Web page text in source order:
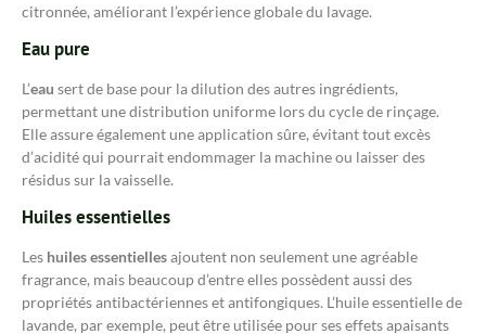
citronnée, améliorant l’expérience globale du lavage.
Eau pure
L’eau sert de base pour la dilution des autres ingrédients,
permettant une distribution uniforme lors du cycle de rinçage.
Elle assure également une application sûre, évitant tout excès
d’acidité qui pourrait endommager la machine ou laisser des
résidus sur la vaisselle.
Huiles essentielles
Les huiles essentiellesajoutent non seulement une agréable
fragrance, mais beaucoup d’entre elles possèdent aussi des
propriétés antibactériennes et antifongiques. L’huile essentielle de
lavande, par exemple, peut être utilisée pour ses effets apaisants